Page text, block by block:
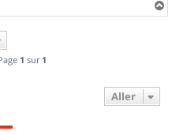
a
1 sur 1
Aller